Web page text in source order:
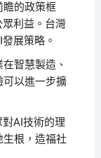
瞻的政策框
利益。台灣
展策略。
智慧製造、
可以進一步擴
AI技術的理
根，造福社